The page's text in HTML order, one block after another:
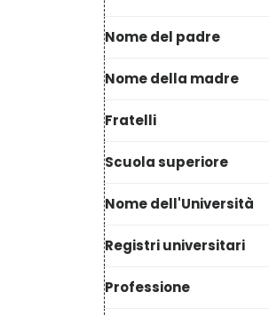
Nome del padre
Nome della madre
Fratelli
Scuola superiore
Nome dell'Università
Registri universitari
Professione